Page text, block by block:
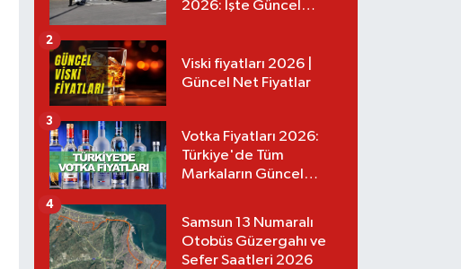
2026: İşte Güncel
Viski fiyatları 2026 |
Güncel Net Fiyatlar
2
Votka Fiyatları 2026:
Türkiye'de Tüm
Markaların Güncel
3
Samsun 13 Numaralı
Otobüs Güzergahı ve
Sefer Saatleri 2026
4